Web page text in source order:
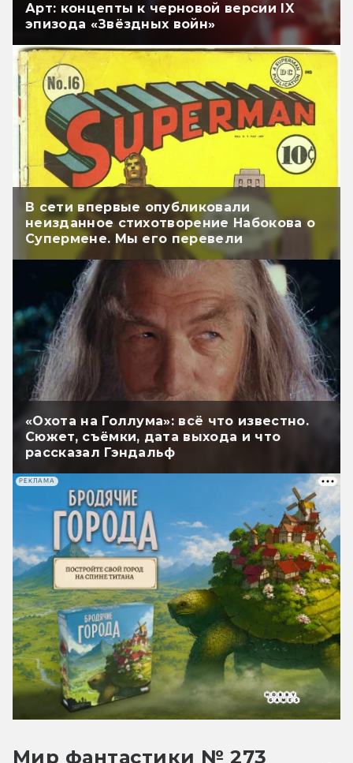
Арт: концепты к черновой версии IX
эпизода «Звёздных войн»
В сети впервые опубликовали
неизданное стихотворение Набокова о
Супермене. Мы его перевели
«Охота на Голлума»: всё что известно.
Сюжет, съёмки, дата выхода и что
рассказал Гэндальф
РЕКЛАМА
Мир фантастики № 273